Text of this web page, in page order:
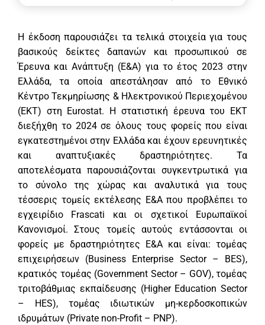
Η έκδοση παρουσιάζει τα τελικά στοιχεία για τους
βασικούς δείκτες δαπανών και προσωπικού σε
Έρευνα και Ανάπτυξη (Ε&Α) για το έτος 2023 στην
Ελλάδα, τα οποία απεστάλησαν από το Εθνικό
Κέντρο Τεκμηρίωσης & Ηλεκτρονικού Περιεχομένου
(ΕΚΤ) στη Eurostat. Η στατιστική έρευνα του ΕΚΤ
διεξήχθη το 2024 σε όλους τους φορείς που είναι
εγκατεστημένοι στην Ελλάδα και έχουν ερευνητικές
και αναπτυξιακές δραστηριότητες. Τα
αποτελέσματα παρουσιάζονται συγκεντρωτικά για
το σύνολο της χώρας και αναλυτικά για τους
τέσσερις τομείς εκτέλεσης Ε&Α που προβλέπει το
εγχειρίδιο Frascati και οι σχετικοί Ευρωπαϊκοί
Κανονισμοί. Στους τομείς αυτούς εντάσσονται οι
φορείς με δραστηριότητες Ε&Α και είναι: τομέας
επιχειρήσεων (Business Enterprise Sector – BES),
κρατικός τομέας (Government Sector – GOV), τομέας
τριτοβάθμιας εκπαίδευσης (Higher Education Sector
– HES), τομέας ιδιωτικών μη-κερδοσκοπικών
ιδρυμάτων (Private non-Profit – PNP).